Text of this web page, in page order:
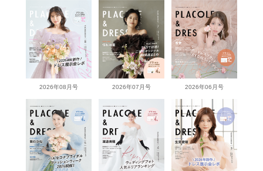
2026年08月号 2026年07月号 2026年06月号